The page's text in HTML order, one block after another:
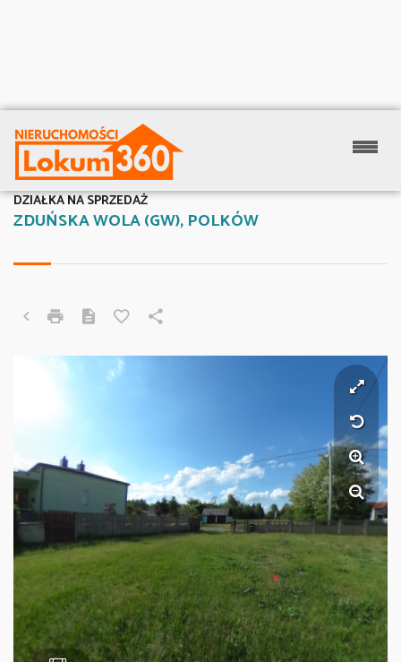
ZDUŃSKA WOLA (GW), POLKÓW
DZIAŁKA NA SPRZEDAŻ